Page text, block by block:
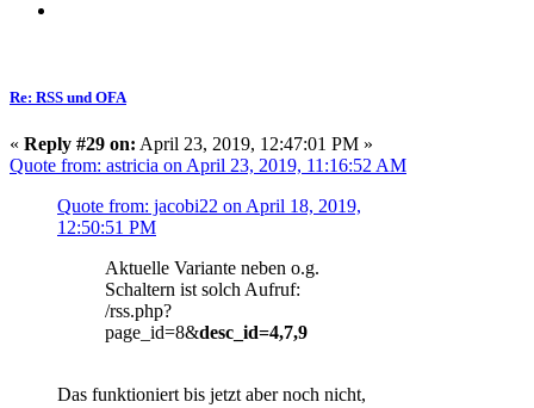
Re: RSS und OFA
« Reply #29 on: April 23, 2019, 12:47:01 PM »
Quote from: astricia on April 23, 2019, 11:16:52 AM
Quote from: jacobi22 on April 18, 2019,
12:50:51 PM
Aktuelle Variante neben o.g.
Schaltern ist solch Aufruf:
/rss.php?
page_id=8&desc_id=4,7,9
Das funktioniert bis jetzt aber noch nicht,